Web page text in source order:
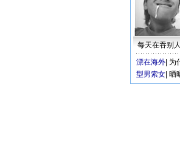
每天在吞别
漂在海外 为
型男索女 晒